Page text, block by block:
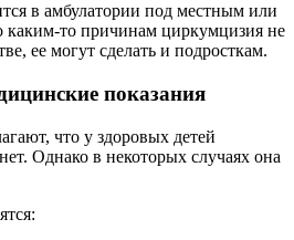
в амбулатории под местным или
то причинам циркумцизия не
ее могут сделать и подросткам.
показания
что у здоровых детей
Однако в некоторых случаях она